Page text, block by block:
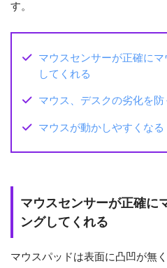
す。
マウスセンサーが正確に
してくれる
マウス、デスクの劣化を防
マウスが動かしやすくなる
マウスセンサーが正確に
ングしてくれる
マウスパッドは表面に凸凹が無